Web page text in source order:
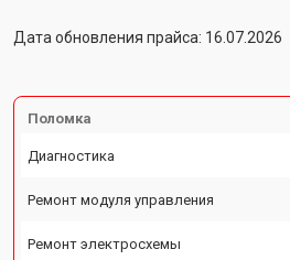
Дата обновления прайса: 16.07.2026
Поломка
Диагностика
Ремонт модуля управления
Ремонт электросхемы